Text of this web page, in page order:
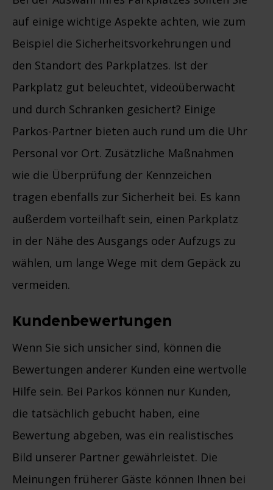
auf einige wichtige Aspekte achten, wie zum
Beispiel die Sicherheitsvorkehrungen und
den Standort des Parkplatzes. Ist der
Parkplatz gut beleuchtet, videoüberwacht
und durch Schranken gesichert? Einige
Parkos-Partner bieten auch rund um die Uhr
Personal vor Ort. Zusätzliche Maßnahmen
wie die Überprüfung der Kennzeichen
tragen ebenfalls zur Sicherheit bei. Es kann
außerdem vorteilhaft sein, einen Parkplatz
in der Nähe des Ausgangs oder Aufzugs zu
wählen, um lange Wege mit dem Gepäck zu
vermeiden.
Kundenbewertungen
Wenn Sie sich unsicher sind, können die
Bewertungen anderer Kunden eine wertvolle
Hilfe sein. Bei Parkos können nur Kunden,
die tatsächlich gebucht haben, eine
Bewertung abgeben, was ein realistisches
Bild unserer Partner gewährleistet. Die
Meinungen früherer Gäste können Ihnen bei